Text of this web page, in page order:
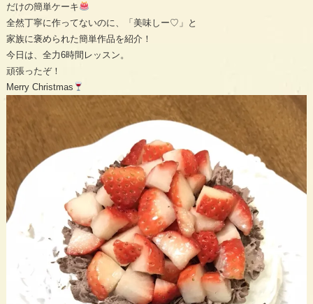
だけの簡単ケーキ
全然丁寧に作ってないのに、「美味しー♡」と
家族に褒められた簡単作品を紹介！
今日は、全力6時間レッスン。
頑張ったぞ！
Merry Christmas